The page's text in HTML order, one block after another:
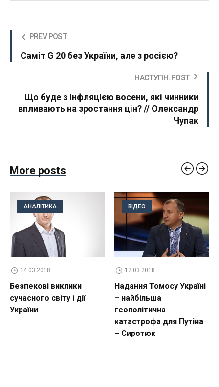
PREV POST
Саміт G 20 без України, але з росією?
НАСТУПН. POST
Що буде з інфляцією восени, які чинники
впливають на зростання цін? // Олександр
Чупак
More posts
АНАЛІТИКА
14.03.2018
Безпекові виклики
сучасного світу і дії
України
ВІДЕО
12.03.2018
Надання Томосу Україні
– найбільша
геополітична
катастрофа для Путіна
– Сиротюк